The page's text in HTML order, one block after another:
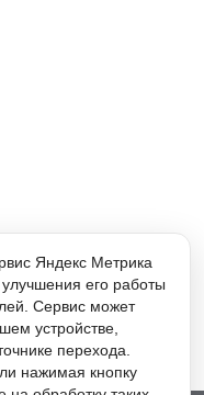
Яндекс Метрика
его работы
Сервис может
устройстве,
перехода.
нажимая кнопку